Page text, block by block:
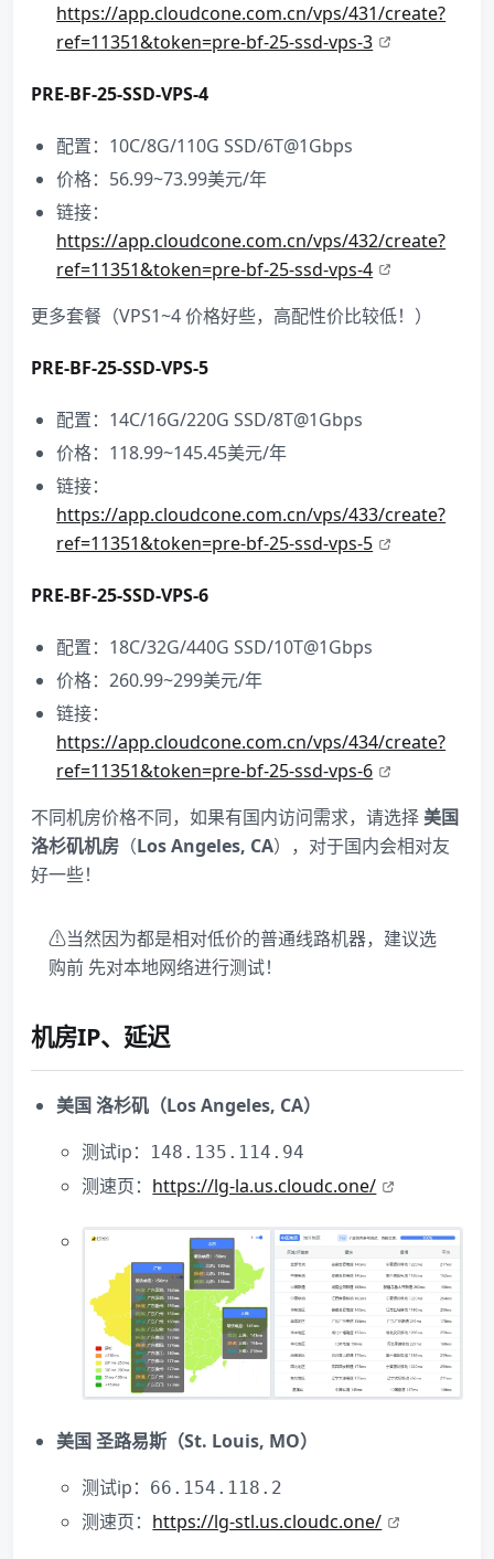
https://app.cloudcone.com.cn/vps/431/create?
ref=11351&token=pre-bf-25-ssd-vps-3
PRE-BF-25-SSD-VPS-4
配置：10C/8G/110G SSD/6T@1Gbps
价格：56.99~73.99美元/年
链接：
https://app.cloudcone.com.cn/vps/432/create?
ref=11351&token=pre-bf-25-ssd-vps-4
更多套餐（VPS1~4 价格好些，高配性价比较低！）
PRE-BF-25-SSD-VPS-5
配置：14C/16G/220G SSD/8T@1Gbps
价格：118.99~145.45美元/年
链接：
https://app.cloudcone.com.cn/vps/433/create?
ref=11351&token=pre-bf-25-ssd-vps-5
PRE-BF-25-SSD-VPS-6
配置：18C/32G/440G SSD/10T@1Gbps
价格：260.99~299美元/年
链接：
https://app.cloudcone.com.cn/vps/434/create?
ref=11351&token=pre-bf-25-ssd-vps-6
不同机房价格不同，如果有国内访问需求，请选择 美国
洛杉矶机房 （Los Angeles, CA），对于国内会相对友
好一些！
⚠当然因为都是相对低价的普通线路机器，建议选
购前 先对本地网络进行测试！
机房IP、延迟
美国 洛杉矶（Los Angeles, CA）
测试ip：
148.135.114.94
测速页： https://lg-la.us.cloudc.one/
美国 圣路易斯（St. Louis, MO）
测试ip：
66.154.118.2
测速页： https://lg-stl.us.cloudc.one/